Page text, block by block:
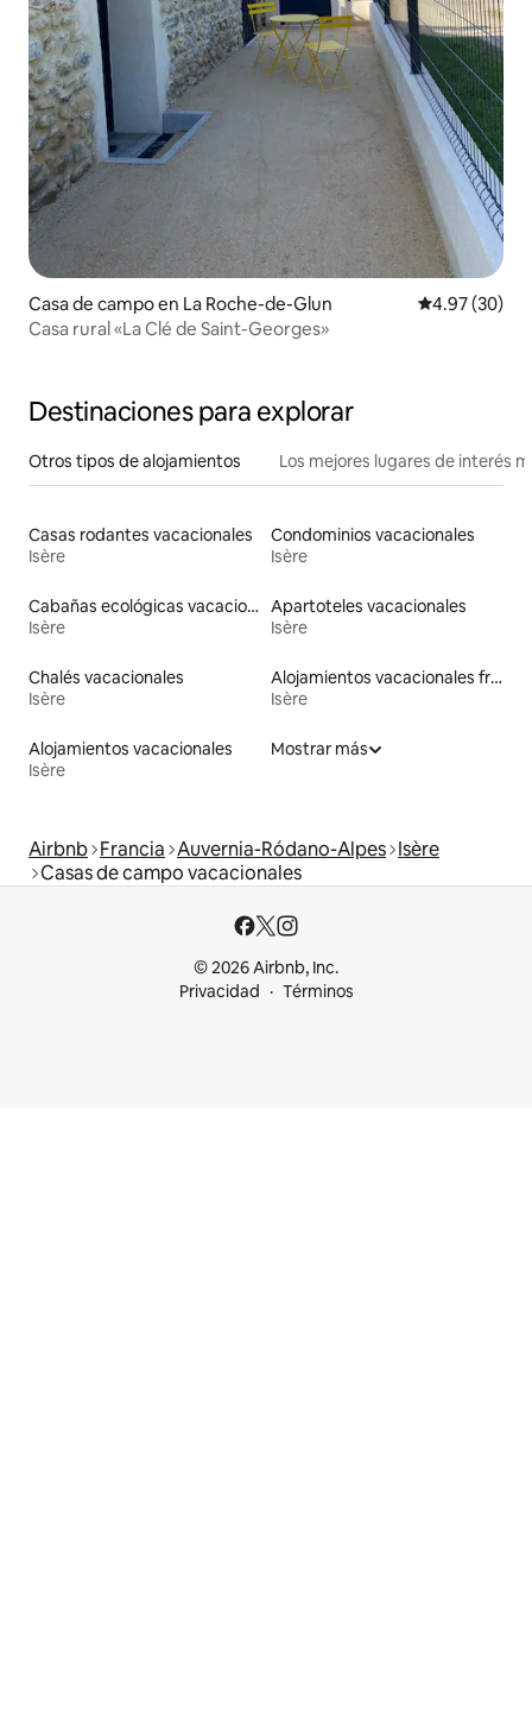
Casa de campo en La Roche-de-Glun Calificación
4.97 (30)
Casa rural «La Clé de Saint-Georges»
Destinaciones para explorar
Otros tipos de alojamientos Los mejores lugares de interés
Casas rodantes vacacionales
Isère
Condominios vacacionales
Isère
Cabañas ecológicas vacacionales
Isère
Apartoteles vacacionales
Isère
Chalés vacacionales
Isère
Alojamientos vacacionales frente a la playa
Isère
Alojamientos vacacionales
Isère
Mostrar más
Airbnb Francia Auvernia-Ródano-Alpes Isère
Casas de campo vacacionales
© 2026 Airbnb, Inc.
Privacidad
Términos